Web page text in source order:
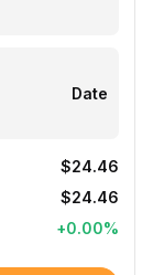
Date
$24.46
$24.46
+0.00%